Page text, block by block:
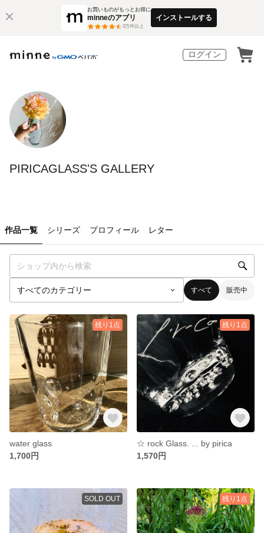
お買いものがもっとお得に
minneのアプリ
3万件以上
インストールする
ログイン
PIRICAGLASS'S GALLERY
作品一覧 シリーズ プロフィール レター
すべて 販売中
残り1点
water glass
1,700円
残り1点
☆ rock Glass. ... by pirica
1,570円
SOLD OUT 残り1点